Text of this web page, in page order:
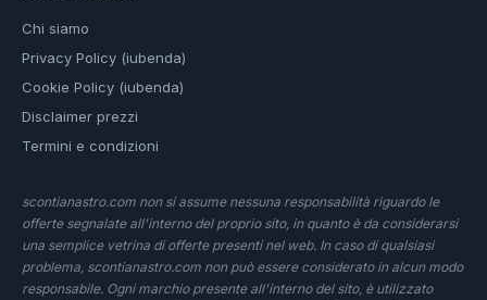
Chi siamo
Privacy Policy (iubenda)
Cookie Policy (iubenda)
Disclaimer prezzi
Termini e condizioni
scontianastro.com non si assume nessuna responsabilità riguardo le
offerte segnalate all'interno del proprio sito, in quanto è da considerarsi
una semplice vetrina di offerte presenti nel web. In caso di qualsiasi
problema, scontianastro.com non può essere considerato in alcun modo
responsabile. Ogni marchio presente all'interno del sito, è utilizzato